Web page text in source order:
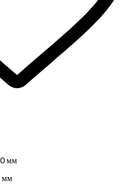
мм
мм